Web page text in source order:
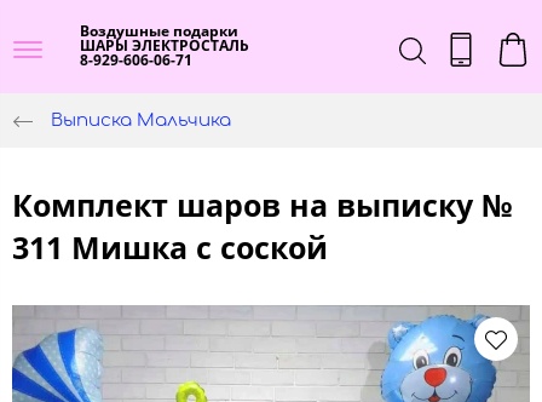
Воздушные подарки
ШАРЫ ЭЛЕКТРОСТАЛЬ
8-929-606-06-71
Выписка Мальчика
Комплект шаров на выписку №
311 Мишка с соской